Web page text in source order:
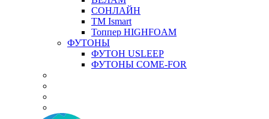
СОНЛАЙН
ТМ Ismart
Топпер HIGHFOAM
ФУТОНЫ
ФУТОН USLEEP
ФУТОНЫ COME-FOR